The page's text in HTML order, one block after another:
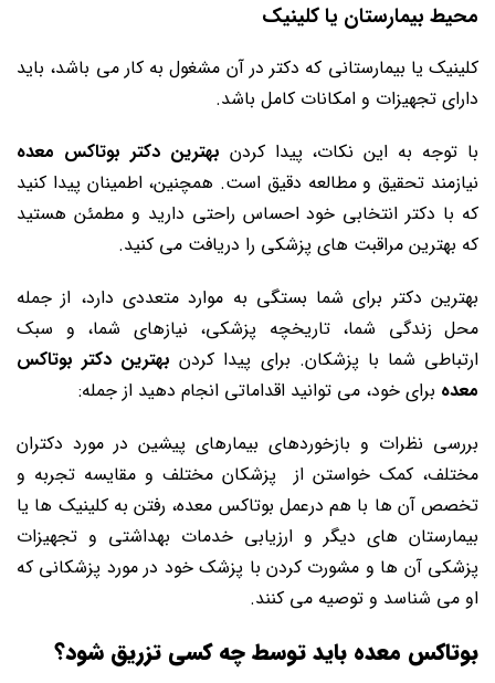
محیط بیمارستان یا کلینیک
کلینیک یا بیمارستانی که دکتر در آن مشغول به کار می باشد، باید
دارای تجهیزات و امکانات کامل باشد.
با توجه به این نکات، پیدا کردن بهترین دکتر بوتاکس معده
نیازمند تحقیق و مطالعه دقیق است. همچنین، اطمینان پیدا کنید
که با دکتر انتخابی خود احساس راحتی دارید و مطمئن هستید
که بهترین مراقبت‌ های پزشکی را دریافت می ‌کنید.
بهترین دکتر برای شما بستگی به موارد متعددی دارد، از جمله
محل زندگی شما، تاریخچه پزشکی، نیازهای شما، و سبک
ارتباطی شما با پزشکان. برای پیدا کردن بهترین دکتر بوتاکس
معده برای خود، می ‌توانید اقداماتی انجام دهید از جمله:
بررسی نظرات و بازخوردهای بیمارهای پیشین در مورد دکتران
مختلف، کمک خواستن از پزشکان مختلف و مقایسه تجربه و
تخصص آن‌ ها با هم درعمل بوتاکس معده، رفتن به کلینیک ‌ها یا
بیمارستان ‌های دیگر و ارزیابی خدمات بهداشتی و تجهیزات
پزشکی آن‌ ها و مشورت کردن با پزشک خود در مورد پزشکانی که
او می ‌شناسد و توصیه می ‌کنند.
بوتاکس معده باید توسط چه کسی تزریق شود؟